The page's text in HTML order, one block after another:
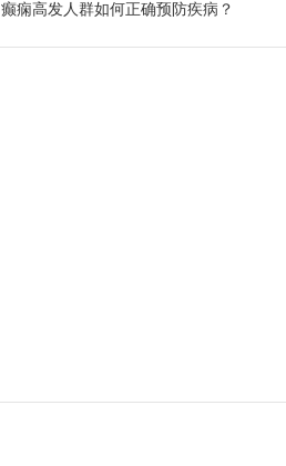
癫痫高发人群如何正确预防疾病？